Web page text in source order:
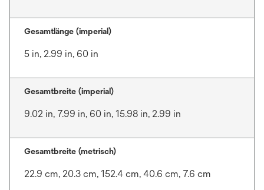
Gesamtlänge (imperial)
5 in, 2.99 in, 60 in
Gesamtbreite (imperial)
9.02 in, 7.99 in, 60 in, 15.98 in, 2.99 in
Gesamtbreite (metrisch)
22.9 cm, 20.3 cm, 152.4 cm, 40.6 cm, 7.6 cm